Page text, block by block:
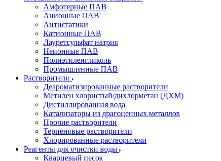
Амфотерные ПАВ
Анионные ПАВ
Антистатики
Катионные ПАВ
Лауретсульфат натрия
Неионные ПАВ
Полиэтиленгликоль
Промышленные ПАВ
Растворители
Деароматизированные растворители
Метилен хлористый/дихлорметан (ДХМ)
Дистиллированная вода
Катализаторы из драгоценных металлов
Прочие растворители
Терпеновые растворители
Хлорированные растворители
Реагенты для очистки воды
Кварцевый песок